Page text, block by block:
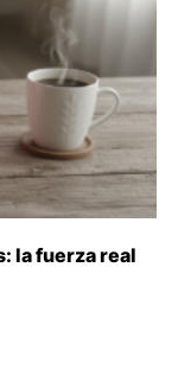
la fuerza real